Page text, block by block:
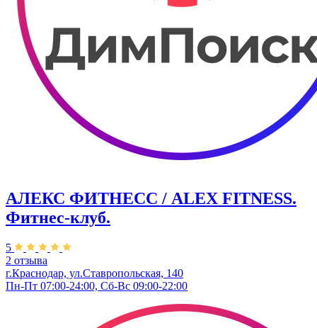
АЛЕКС ФИТНЕСС / ALEX FITNESS.
Фитнес-клуб.
5
2 отзыва
г.Краснодар, ул.Ставропольская, 140
Пн-Пт 07:00-24:00, Сб-Вс 09:00-22:00